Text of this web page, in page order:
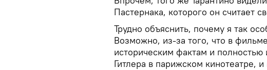
Пастернака, которого он считает
Трудно объяснить, почему я так
Возможно, из-за того, что в
историческим фактам и полностью
Гитлера в парижском кинотеатре,